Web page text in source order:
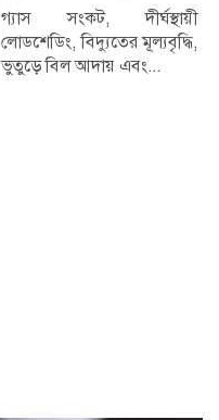
দেশে গত ২৪ ঘণ্টায় হামের
উপসর্গ নিয়ে আরও ৬ জনের
মৃত্যু হয়েছে। একই সময়ে হাম